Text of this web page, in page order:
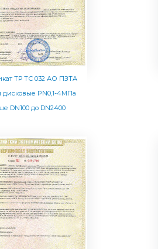
ТР ТС 032 АО ПЗТА
дисковые PN0,1-4МПа
DN100 до DN2400